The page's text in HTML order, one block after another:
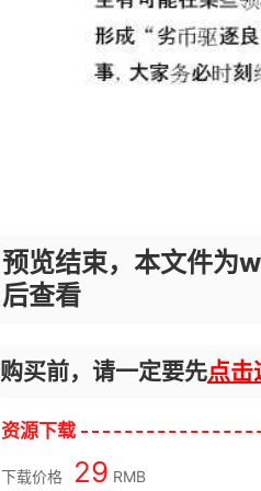
预览结束，本文件为
后查看
购买前，请一定要先点击
资源下载
下载价格 29 RMB